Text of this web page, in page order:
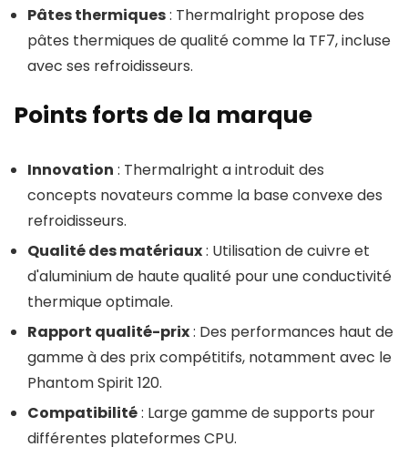
Pâtes thermiques: Thermalright propose des
pâtes thermiques de qualité comme la TF7, incluse
avec ses refroidisseurs.
Points forts de la marque
Innovation : Thermalright a introduit des
concepts novateurs comme la base convexe des
refroidisseurs.
Qualité des matériaux: Utilisation de cuivre et
d'aluminium de haute qualité pour une conductivité
thermique optimale.
Rapport qualité-prix: Des performances haut de
gamme à des prix compétitifs, notamment avec le
Phantom Spirit 120.
Compatibilité: Large gamme de supports pour
différentes plateformes CPU.